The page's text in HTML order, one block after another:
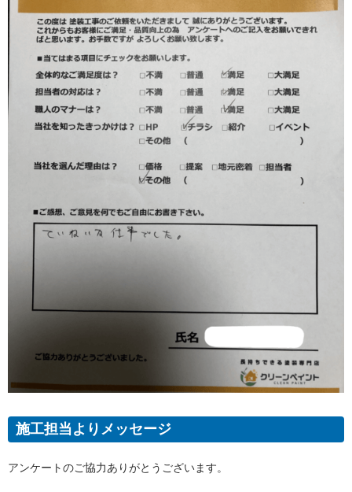
施工担当よりメッセージ
アンケートのご協力ありがとうございます。